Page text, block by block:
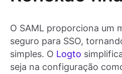
O SAML proporciona um
seguro para SSO,
simples. O Logto
seja na configuração